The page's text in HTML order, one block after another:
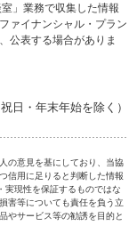
」業務で収集した情報
ァイナンシャル・プラン
公表する場合がありま
日・年末年始を除く）
の意見を基にしており、当協
信用に足りると判断した情報
実現性を保証するものではな
害等についても責任を負う立
やサービス等の勧誘を目的と